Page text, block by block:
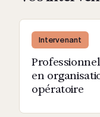
Intervenant
en
opératoire